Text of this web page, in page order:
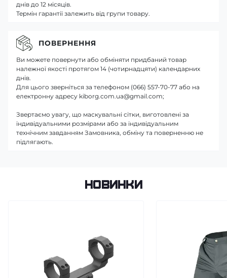
днів до 12 місяців.
Термін гарантії залежить від групи товару.
ПОВЕРНЕННЯ
Ви можете повернути або обміняти придбаний товар
належної якості протягом 14 (чотирнадцяти) календарних
днів.
Для цього зверніться за телефоном (066) 557-70-77 або на
електронну адресу kiborg.com.ua@gmail.com;
Звертаємо увагу, що маскувальні сітки, виготовлені за
індивідуальними розмірами або за індивідуальним
технічним завданням Замовника, обміну та поверненню не
підлягають.
Новинки